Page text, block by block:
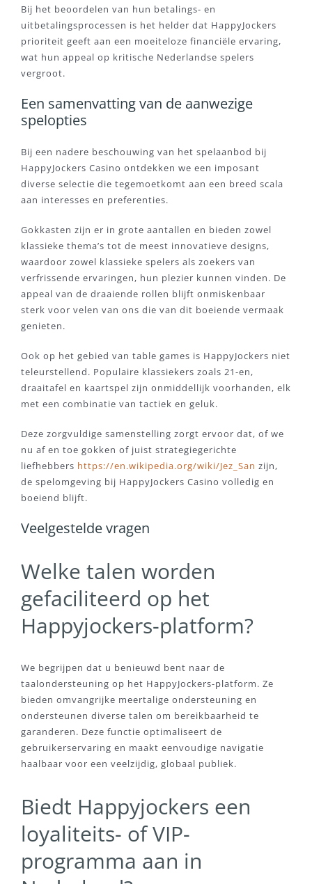
Bij het beoordelen van hun betalings- en
uitbetalingsprocessen is het helder dat HappyJockers
prioriteit geeft aan een moeiteloze financiële ervaring,
wat hun appeal op kritische Nederlandse spelers
vergroot.
Een samenvatting van de aanwezige
spelopties
Bij een nadere beschouwing van het spelaanbod bij
HappyJockers Casino ontdekken we een imposant
diverse selectie die tegemoetkomt aan een breed scala
aan interesses en preferenties.
Gokkasten zijn er in grote aantallen en bieden zowel
klassieke thema’s tot de meest innovatieve designs,
waardoor zowel klassieke spelers als zoekers van
verfrissende ervaringen, hun plezier kunnen vinden. De
appeal van de draaiende rollen blijft onmiskenbaar
sterk voor velen van ons die van dit boeiende vermaak
genieten.
Ook op het gebied van table games is HappyJockers niet
teleurstellend. Populaire klassiekers zoals 21-en,
draaitafel en kaartspel zijn onmiddellijk voorhanden, elk
met een combinatie van tactiek en geluk.
Deze zorgvuldige samenstelling zorgt ervoor dat, of we
nu af en toe gokken of juist strategiegerichte
liefhebbers https://en.wikipedia.org/wiki/Jez_San zijn,
de spelomgeving bij HappyJockers Casino volledig en
boeiend blijft.
Veelgestelde vragen
Welke talen worden
gefaciliteerd op het
Happyjockers-platform?
We begrijpen dat u benieuwd bent naar de
taalondersteuning op het HappyJockers-platform. Ze
bieden omvangrijke meertalige ondersteuning en
ondersteunen diverse talen om bereikbaarheid te
garanderen. Deze functie optimaliseert de
gebruikerservaring en maakt eenvoudige navigatie
haalbaar voor een veelzijdig, globaal publiek.
Biedt Happyjockers een
loyaliteits- of VIP-
programma aan in